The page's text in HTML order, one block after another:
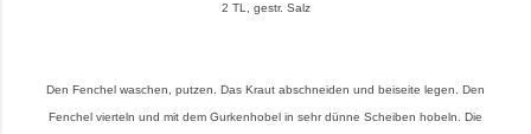
2 TL, gestr. Salz
Den Fenchel waschen, putzen. Das Kraut abschneiden und beiseite legen. Den
Fenchel vierteln und mit dem Gurkenhobel in sehr dünne Scheiben hobeln. Die